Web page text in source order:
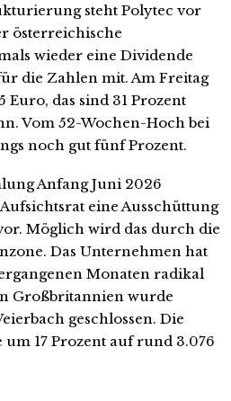
steht Polytec vor
österreichische
wieder eine Dividende
die Zahlen mit. Am Freitag
Euro, das sind 31 Prozent
Vom 52-Wochen-Hoch bei
noch gut fünf Prozent.
Anfang Juni 2026
eine Ausschüttung
Möglich wird das durch die
Das Unternehmen hat
Monaten radikal
Großbritannien wurde
geschlossen. Die
17 Prozent auf rund 3.076